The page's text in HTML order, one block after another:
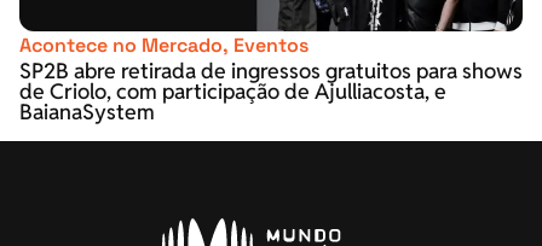
Acontece no Mercado, Eventos
SP2B abre retirada de ingressos gratuitos para shows
de Criolo, com participação de Ajulliacosta, e
BaianaSystem